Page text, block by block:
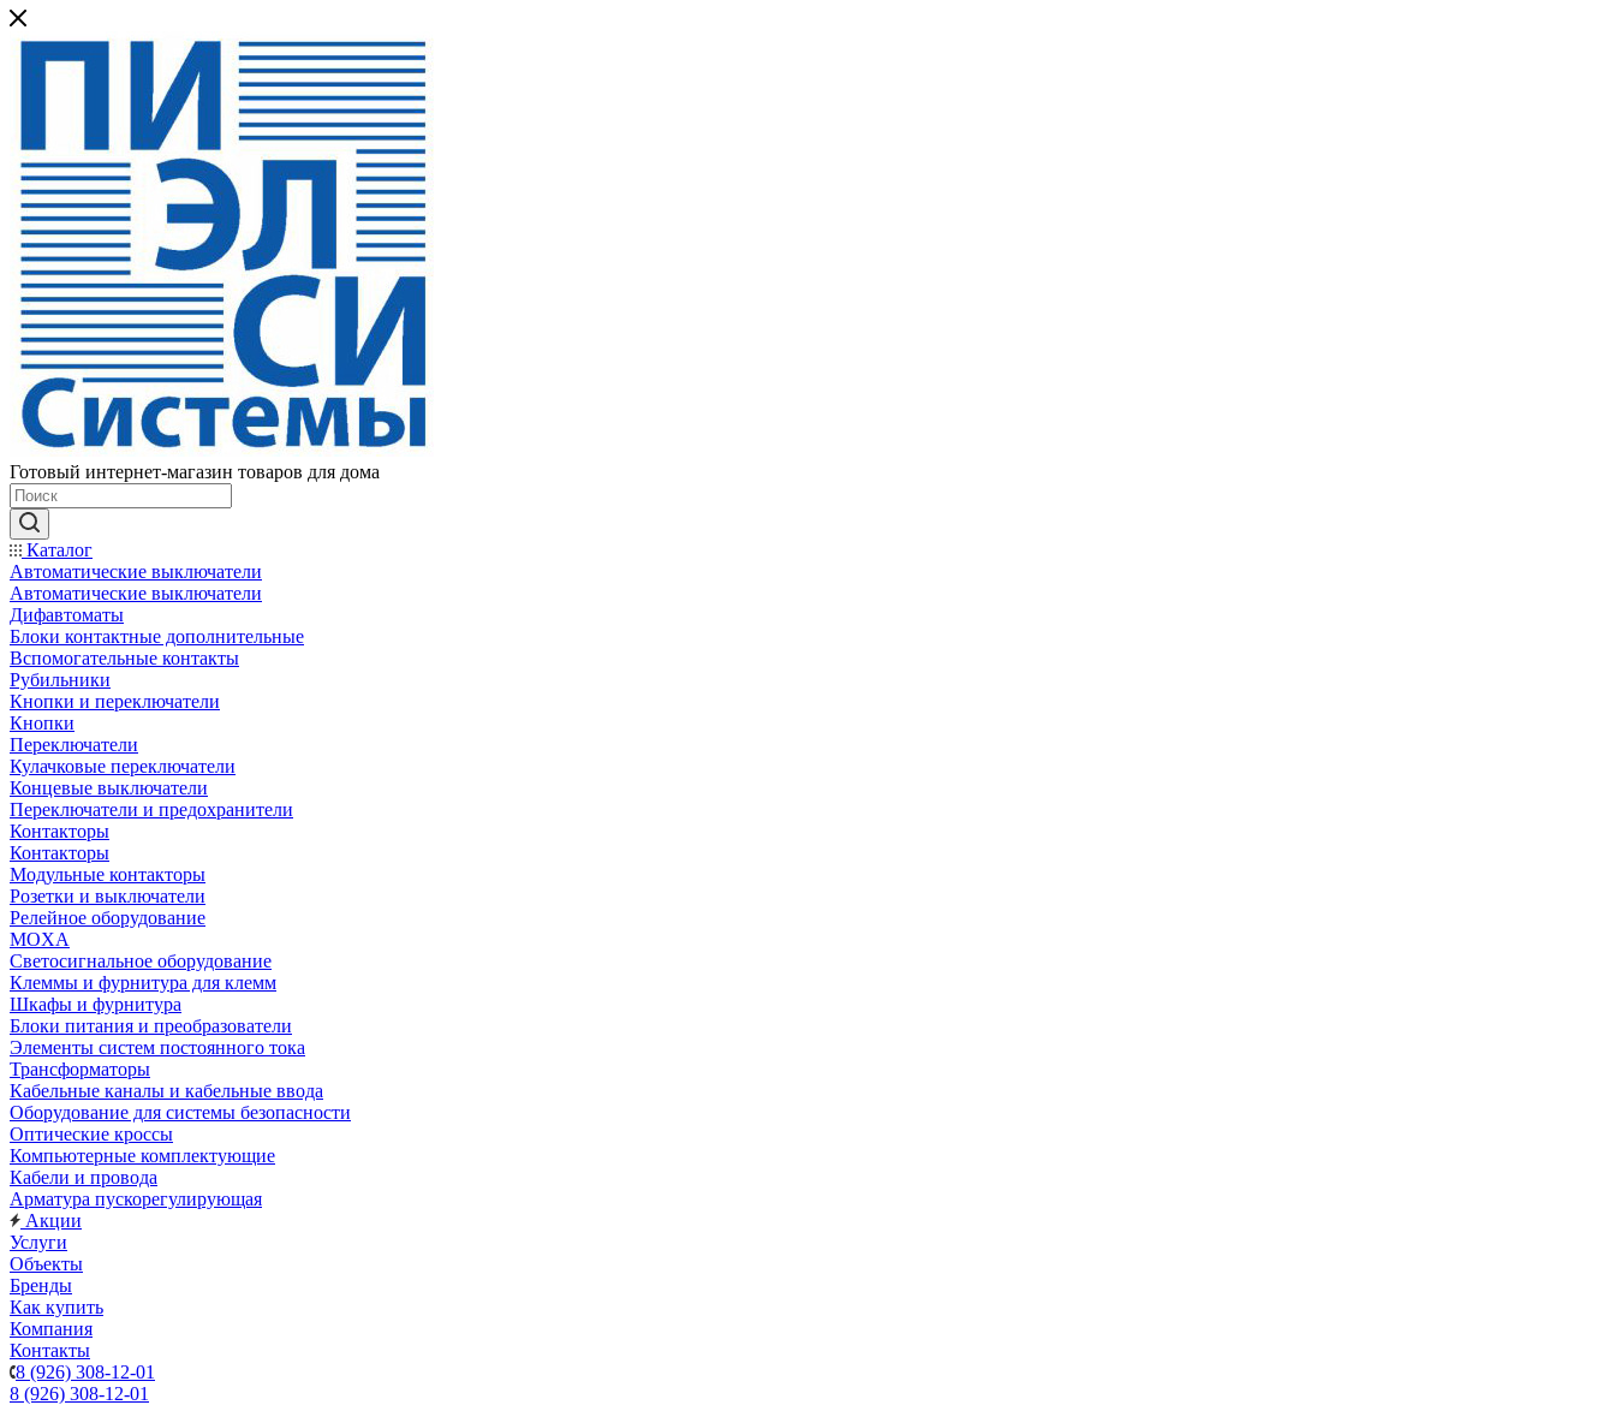
Готовый интернет-магазин товаров для дома
Каталог
Автоматические выключатели
Автоматические выключатели
Дифавтоматы
Блоки контактные дополнительные
Вспомогательные контакты
Рубильники
Кнопки и переключатели
Кнопки
Переключатели
Кулачковые переключатели
Концевые выключатели
Переключатели и предохранители
Контакторы
Контакторы
Модульные контакторы
Розетки и выключатели
Релейное оборудование
MOXA
Светосигнальное оборудование
Клеммы и фурнитура для клемм
Шкафы и фурнитура
Блоки питания и преобразователи
Элементы систем постоянного тока
Трансформаторы
Кабельные каналы и кабельные ввода
Оборудование для системы безопасности
Оптические кроссы
Компьютерные комплектующие
Кабели и провода
Арматура пускорегулирующая
Акции
Услуги
Объекты
Бренды
Как купить
Компания
Контакты
8 (926) 308-12-01
8 (926) 308-12-01